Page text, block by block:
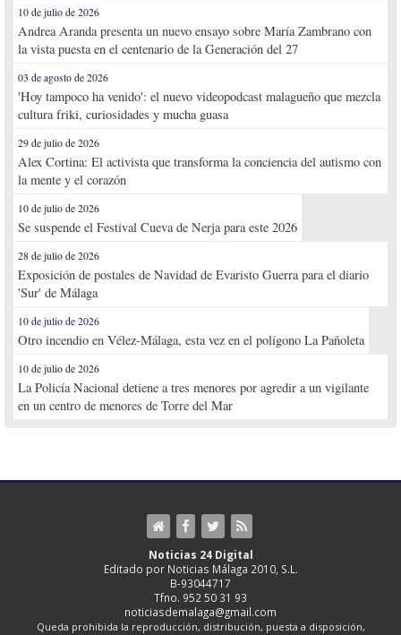
10 de julio de 2026
Andrea Aranda presenta un nuevo ensayo sobre María Zambrano con
la vista puesta en el centenario de la Generación del 27
03 de agosto de 2026
'Hoy tampoco ha venido': el nuevo videopodcast malagueño que mezcla
cultura friki, curiosidades y mucha guasa
29 de julio de 2026
Alex Cortina: El activista que transforma la conciencia del autismo con
la mente y el corazón
10 de julio de 2026
Se suspende el Festival Cueva de Nerja para este 2026
28 de julio de 2026
Exposición de postales de Navidad de Evaristo Guerra para el diario
'Sur' de Málaga
10 de julio de 2026
Otro incendio en Vélez-Málaga, esta vez en el polígono La Pañoleta
10 de julio de 2026
La Policía Nacional detiene a tres menores por agredir a un vigilante
en un centro de menores de Torre del Mar
Noticias 24 Digital
Editado por Noticias Málaga 2010, S.L.
B-93044717
Tfno. 952 50 31 93
noticiasdemalaga@gmail.com
Queda prohibida la reproducción, distribución, puesta a disposición,